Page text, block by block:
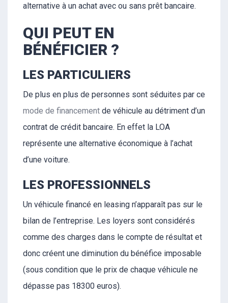
alternative à un achat avec ou sans prêt bancaire.
QUI PEUT EN
BÉNÉFICIER ?
LES PARTICULIERS
De plus en plus de personnes sont séduites par ce
mode de financement de véhicule au détriment d’un
contrat de crédit bancaire. En effet la LOA
représente une alternative économique à l’achat
d’une voiture.
LES PROFESSIONNELS
Un véhicule financé en leasing n’apparaît pas sur le
bilan de l’entreprise. Les loyers sont considérés
comme des charges dans le compte de résultat et
donc créent une diminution du bénéfice imposable
(sous condition que le prix de chaque véhicule ne
dépasse pas 18300 euros).